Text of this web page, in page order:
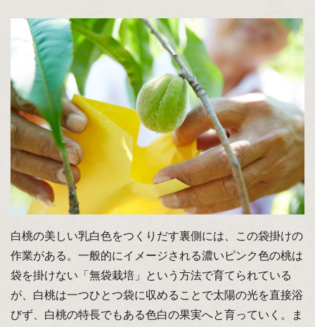
白桃の美しい乳白色をつくりだす裏側には、この袋掛けの
作業がある。一般的にイメージされる濃いピンク色の桃は
袋を掛けない「無袋栽培」という方法で育てられている
が、白桃は一つひとつ袋に収めることで太陽の光を直接浴
びず、白桃の特長でもある色白の果実へと育っていく。ま